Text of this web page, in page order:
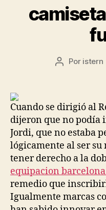
Autor
Por istern
Cuando se dirigió al
dijeron que no podía
Jordi, que no estaba
lógicamente al ser su
tener derecho a la
equipacion barcelona
remedio que
Igualmente marcas